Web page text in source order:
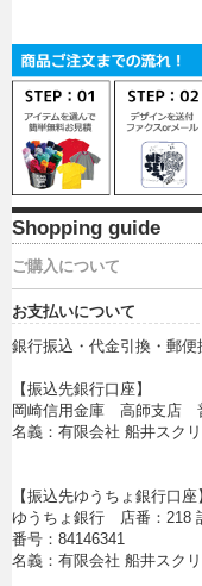
Shopping guide
ご購入について
お支払いについて
銀行振込・代金引換・郵便
【振込先銀行口座】
岡崎信用金庫 高師支店
名義：有限会社 船井スク
【振込先ゆうちょ銀行口座
ゆうちょ銀行 店番：218
番号：84146341
名義：有限会社 船井スク